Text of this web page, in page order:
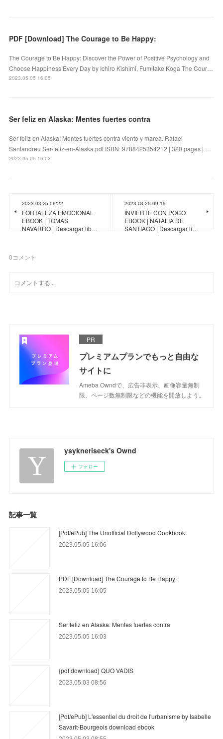
PDF [Download] The Courage to Be Happy:
The Courage to Be Happy: Discover the Power of Positive Psychology and
Choose Happiness Every Day by Ichiro Kishimi, Fumitake Koga The Cour…
2023.05.05 16:05
Ser feliz en Alaska: Mentes fuertes contra
Ser feliz en Alaska: Mentes fuertes contra viento y marea. Rafael
Santandreu Ser-feliz-en-Alaska.pdf ISBN: 9788425354212 | 320 pages | …
2023.05.05 16:03
2023.03.25 09:22
FORTALEZA EMOCIONAL
EBOOK | TOMAS
NAVARRO | Descargar lib…
2023.03.25 09:19
INVIERTE CON POCO
EBOOK | NATALIA DE
SANTIAGO | Descargar li…
0コメント
PR
プレミアムプランでもっと自由な
サイトに
Ameba Owndで、広告非表示、画像容量無制
限、ページ数無制限などの機能を開放しよう。
ysykneriseck's Ownd
フォロー
記事一覧
[Pdf/ePub] The Unofficial Dollywood Cookbook:
2023.05.05 16:06
PDF [Download] The Courage to Be Happy:
2023.05.05 16:05
Ser feliz en Alaska: Mentes fuertes contra
2023.05.05 16:03
{pdf download} QUO VADIS
2023.05.03 08:56
[Pdf/ePub] L'essentiel du droit de l'urbanisme by Isabelle
Savarit-Bourgeois download ebook